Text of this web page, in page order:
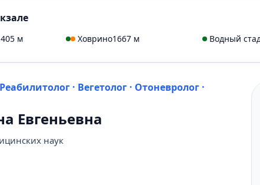
м Ховрино1667 м Водный
· Вегетолог · Отоневролог ·
Евгеньевна
наук